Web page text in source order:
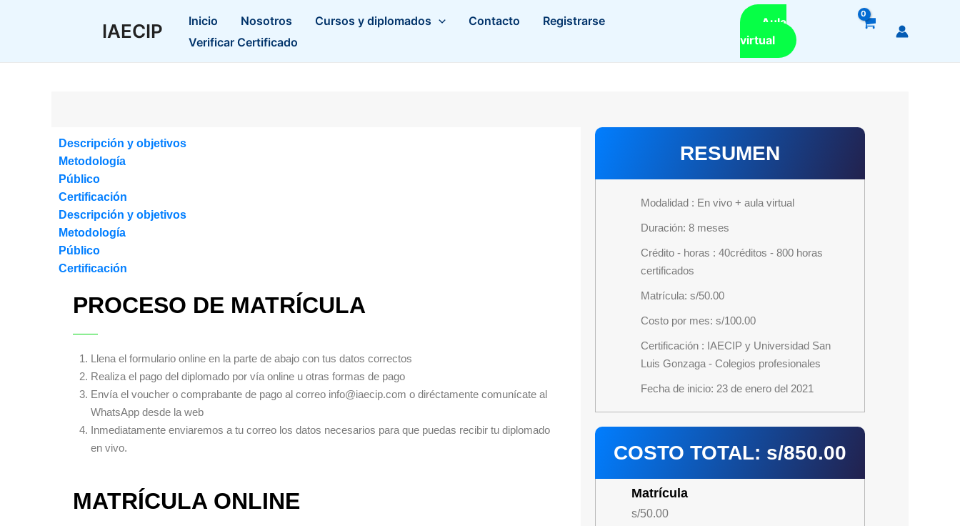
IAECIP Inicio Nosotros Cursos y diplomados Contacto
Registrarse
Verificar Certificado
Aula
virtual
Descripción y objetivos
Metodología
Público
Certificación
Descripción y objetivos
Metodología
Público
Certificación
PROCESO DE MATRÍCULA
Llena el formulario online en la parte de abajo con tus datos correctos
Realiza el pago del diplomado por vía online u otras formas de pago
Envía el voucher o comprabante de pago al correo info@iaecip.com o diréctamente comunícate al
WhatsApp desde la web
Inmediatamente enviaremos a tu correo los datos necesarios para que puedas recibir tu diplomado
en vivo.
MATRÍCULA ONLINE
RESUMEN
Modalidad : En vivo + aula virtual
Duración: 8 meses
Crédito - horas : 40créditos - 800 horas
certificados
Matrícula: s/50.00
Costo por mes: s/100.00
Certificación : IAECIP y Universidad San
Luis Gonzaga - Colegios profesionales
Fecha de inicio: 23 de enero del 2021
COSTO TOTAL: s/850.00
Matrícula
s/50.00